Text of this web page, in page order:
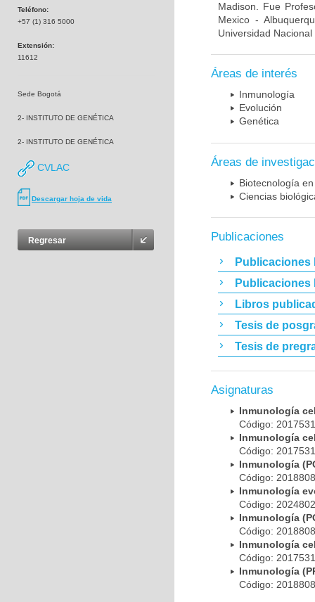
Teléfono:
+57 (1) 316 5000
Extensión:
11612
Sede Bogotá
2- INSTITUTO DE GENÉTICA
2- INSTITUTO DE GENÉTICA
CVLAC
Descargar hoja de vida
Regresar
Madison. Fue
Mexico -
Universidad
Áreas de interés
Inmunología
Evolución
Genética
Áreas de
Biotecnología
Ciencias
Publicaciones
Publicaciones
Publicaciones
Libros
Tesis de
Tesis de
Asignaturas
Inmunología
Código:
Inmunología
Código:
Inmunología
Código:
Inmunología
Código:
Inmunología
Código:
Inmunología
Código:
Inmunología
Código: